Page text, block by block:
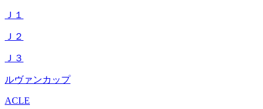
Ｊ１
Ｊ２
Ｊ３
ルヴァンカップ
ACLE